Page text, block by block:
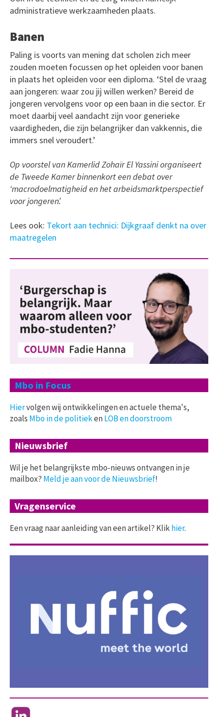
administratieve werkzaamheden plaats.
Banen
Paling is voorts van mening dat scholen zich meer
zouden moeten focussen op het opleiden voor banen
in plaats het opleiden voor een diploma. ‘Stel de vraag
aan jongeren: waar zou jij willen werken? Bereid de
jongeren vervolgens voor op een baan in die sector. Er
moet daarbij veel aandacht zijn voor generieke
vaardigheden, die zijn belangrijker dan vakkennis, die
immers snel veroudert.’
Op voorstel van Kamerlid Zohaïr El Yassini organiseert
de Tweede Kamer binnenkort een debat over
‘macrodoelmatigheid en het arbeidsmarktperspectief
voor jongeren’.
Lees ook: Tekort aan technici: Dijkgraaf denkt na over
maatregelen
Mbo in Focus
Hiervolgen wij ontwikkelingen en actuele thema's,
zoals Mbo in de politiekenLOB en doorstroom
Nieuwsbrief
Wil je het belangrijkste mbo-nieuws ontvangen in je
mailbox? Meld je aan voor de Nieuwsbrief!
Vragenservice
Een vraag naar aanleiding van een artikel? Klikhier.